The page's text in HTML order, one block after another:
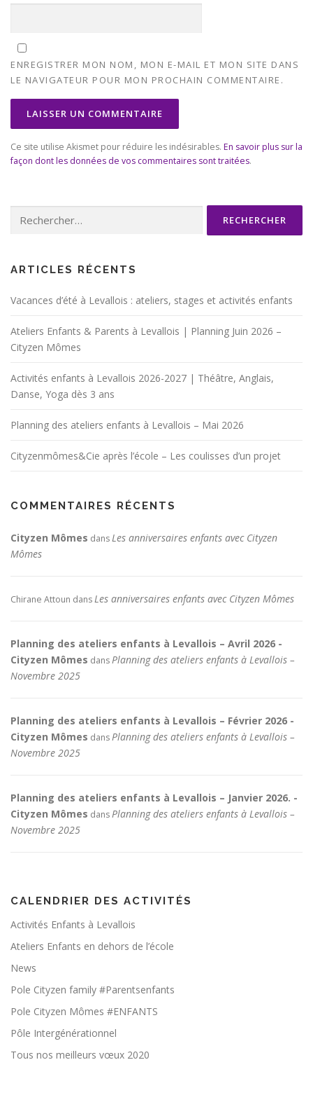
ENREGISTRER MON NOM, MON E-MAIL ET MON SITE DANS
LE NAVIGATEUR POUR MON PROCHAIN COMMENTAIRE.
Ce site utilise Akismet pour réduire les indésirables. En savoir plus sur la
façon dont les données de vos commentaires sont traitées.
ARTICLES RÉCENTS
Vacances d’été à Levallois : ateliers, stages et activités enfants
Ateliers Enfants & Parents à Levallois | Planning Juin 2026 –
Cityzen Mômes
Activités enfants à Levallois 2026-2027 | Théâtre, Anglais,
Danse, Yoga dès 3 ans
Planning des ateliers enfants à Levallois – Mai 2026
Cityzenmômes&Cie après l’école – Les coulisses d’un projet
COMMENTAIRES RÉCENTS
Cityzen Mômes dansLes anniversaires enfants avec Cityzen
Mômes
Chirane Attoun dansLes anniversaires enfants avec Cityzen Mômes
Planning des ateliers enfants à Levallois – Avril 2026 -
Cityzen Mômes dansPlanning des ateliers enfants à Levallois –
Novembre 2025
Planning des ateliers enfants à Levallois – Février 2026 -
Cityzen Mômes dansPlanning des ateliers enfants à Levallois –
Novembre 2025
Planning des ateliers enfants à Levallois – Janvier 2026. -
Cityzen Mômes dansPlanning des ateliers enfants à Levallois –
Novembre 2025
CALENDRIER DES ACTIVITÉS
Activités Enfants à Levallois
Ateliers Enfants en dehors de l’école
News
Pole Cityzen family #Parentsenfants
Pole Cityzen Mômes #ENFANTS
Pôle Intergénérationnel
Tous nos meilleurs vœux 2020